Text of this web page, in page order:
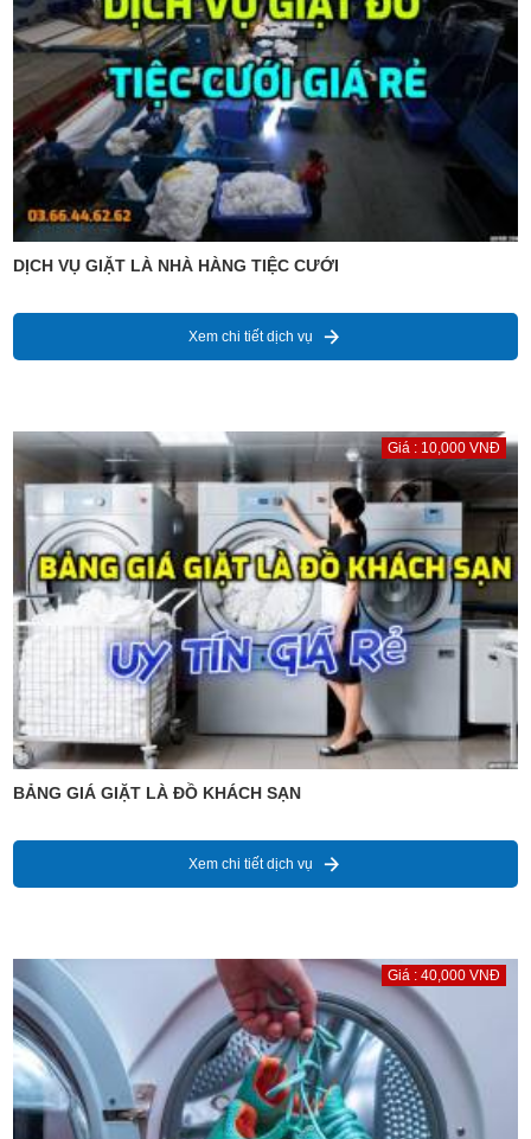
DỊCH VỤ GIẶT LÀ NHÀ HÀNG TIỆC CƯỚI
Xem chi tiết dịch vụ
Giá : 10,000 VNĐ
BẢNG GIÁ GIẶT LÀ ĐỒ KHÁCH SẠN
Xem chi tiết dịch vụ
Giá : 40,000 VNĐ